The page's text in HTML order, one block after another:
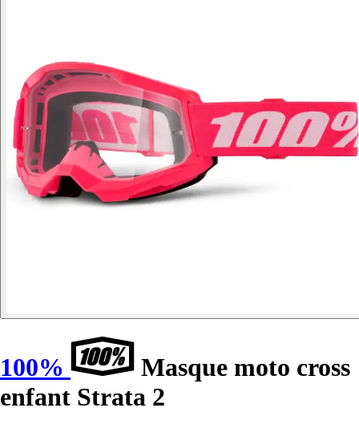
100%
Masque moto cross
enfant Strata 2